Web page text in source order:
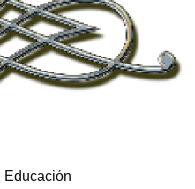
Educación